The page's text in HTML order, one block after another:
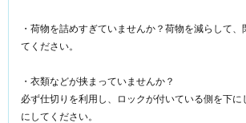
・荷物を詰めすぎていませんか？荷物を減らして、
てください。
・衣類などが挟まっていませんか？
必ず仕切りを利用し、ロックが付いている側を下
にしてください。